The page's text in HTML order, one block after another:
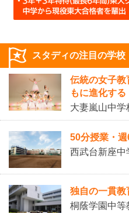
スタディの注目の学校
伝統の女子教
もに進化する
大妻嵐山中学
50分授業・
西武台新座中
独自の一貫教
桐蔭学園中等